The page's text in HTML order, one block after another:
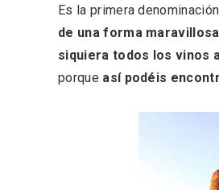
Es la primera
de una forma maravillosa
siquiera todos los vinos
porque así podéis
Porrón de Citas de